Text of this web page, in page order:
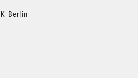
Berlin